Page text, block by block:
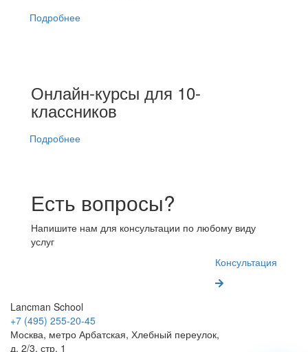
Подробнее
Онлайн-курсы для 10-
классников
Подробнее
Есть вопросы?
Напишите нам для консультации по любому виду
услуг
Консультация
Lancman School
+7 (495) 255-20-45
Москва, метро Арбатская, Хлебный переулок,
д. 2/3, стр. 1